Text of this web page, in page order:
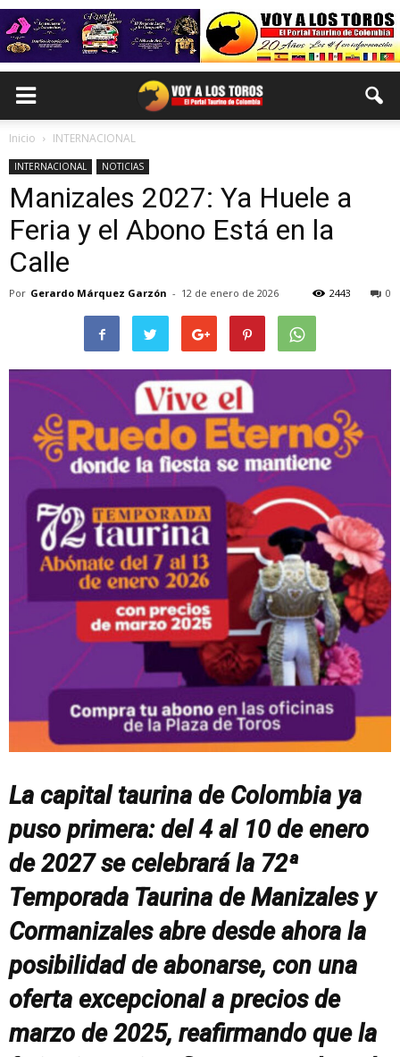
Inicio INTERNACIONAL
INTERNACIONAL NOTICIAS
Manizales 2027: Ya Huele a
Feria y el Abono Está en la
Calle
Por Gerardo Márquez Garzón - 12 de enero de 2026 0
2443
La capital taurina de Colombia ya
puso primera: del 4 al 10 de enero
de 2027 se celebrará la 72ª
Temporada Taurina de Manizales y
Cormanizales abre desde ahora la
posibilidad de abonarse, con una
oferta excepcional a precios de
marzo de 2025, reafirmando que la